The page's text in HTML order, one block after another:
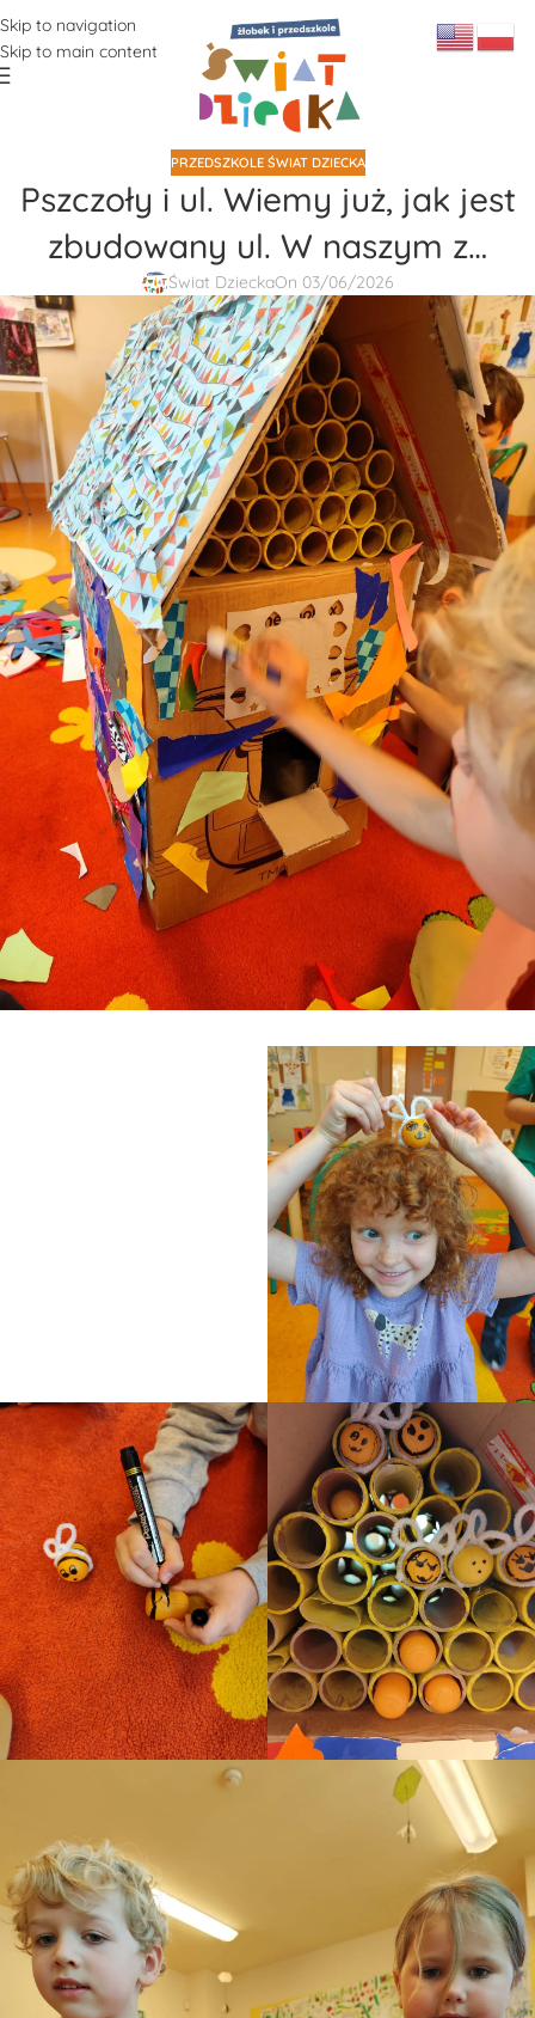
Skip to navigation
Skip to main content
PRZEDSZKOLE ŚWIAT DZIECKA
Pszczoły i ul. Wiemy już, jak jest
zbudowany ul. W naszym z…
Świat DzieckaOn 03/06/2026